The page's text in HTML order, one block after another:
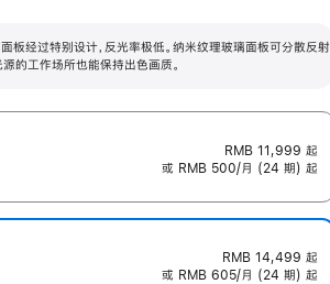
板经过特别设计，反光率极低。纳米纹理玻璃面板可分散反射
的工作场所也能保持出色画质。
RMB 11,999 起
或 RMB 500/月 (24 期) 起
RMB 14,499 起
或 RMB 605/月 (24 期) 起